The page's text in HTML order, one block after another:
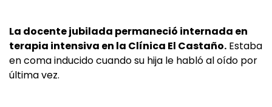
La docente jubilada permaneció internada en
terapia intensiva en la Clínica El Castaño. Estaba
en coma inducido cuando su hija le habló al oído por
última vez.